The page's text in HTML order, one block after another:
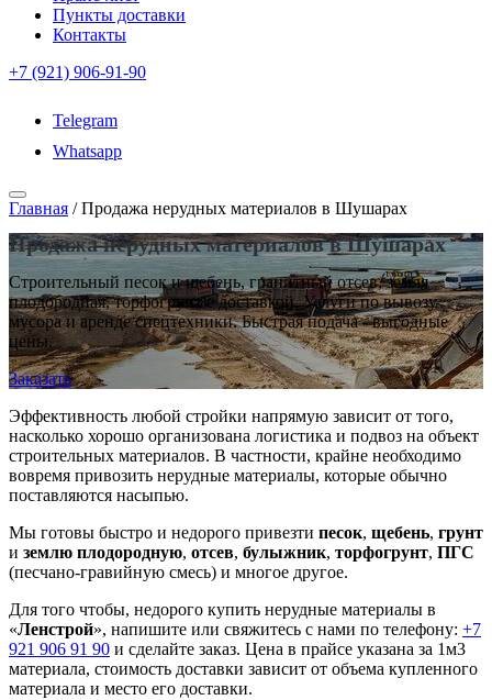
Пункты доставки
Контакты
+7 (921) 906-91-90
Telegram
Whatsapp
Главная /Продажа нерудных материалов в Шушарах
Продажа нерудных материалов в Шушарах
Строительный песок и щебень, гранитный отсев, земля
плодородная, торфогрунт с доставкой. Услуги по вывозу
мусора и аренде спецтехники. Быстрая подача - выгодные
цены.
Заказать
Эффективность любой стройки напрямую зависит от того,
насколько хорошо организована логистика и подвоз на объект
строительных материалов. В частности, крайне необходимо
вовремя привозить нерудные материалы, которые обычно
поставляются насыпью.
Мы готовы быстро и недорого привезти песок, щебень, грунт
и землю плодородную, отсев, булыжник, торфогрунт, ПГС
(песчано-гравийную смесь) и многое другое.
Для того чтобы, недорого купить нерудные материалы в
«Ленстрой», напишите или свяжитесь с нами по телефону: +7
921 906 91 90 и сделайте заказ. Цена в прайсе указана за 1м3
материала, стоимость доставки зависит от объема купленного
материала и место его доставки.